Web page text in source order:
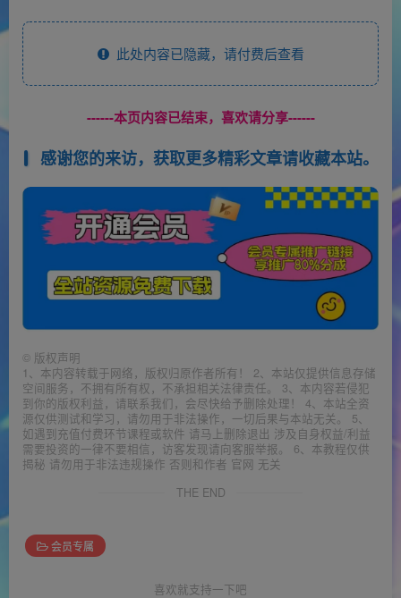
此处内容已隐藏，请付费后查看
------本页内容已结束，喜欢请分享------
感谢您的来访，获取更多精彩文章请收藏本站。
© 版权声明
1、本内容转载于网络，版权归原作者所有！ 2、本站仅提供信息存储
空间服务，不拥有所有权，不承担相关法律责任。 3、本内容若侵犯
到你的版权利益，请联系我们，会尽快给予删除处理！ 4、本站全资
源仅供测试和学习，请勿用于非法操作，一切后果与本站无关。 5、
如遇到充值付费环节课程或软件 请马上删除退出 涉及自身权益/利益
需要投资的一律不要相信，访客发现请向客服举报。 6、本教程仅供
揭秘 请勿用于非法违规操作 否则和作者 官网 无关
THE END
会员专属
喜欢就支持一下吧